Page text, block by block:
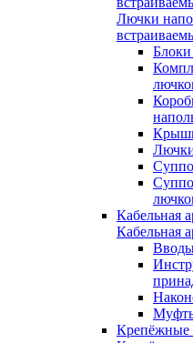
Лючки
Блоки
Кабельная
Кабельная
Крепёжные